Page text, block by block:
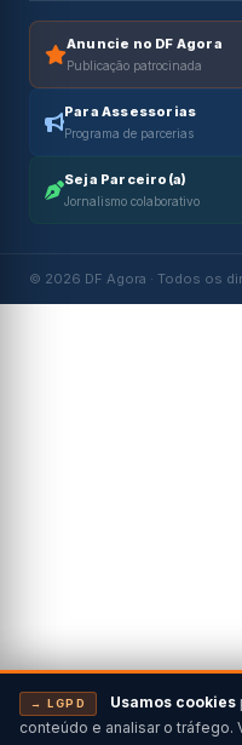
Anuncie no DF Agora
Publicação patrocinada
Para Assessorias
Programa de parcerias
Seja Parceiro(a)
Jornalismo colaborativo
© 2026 DF Agora · Todos os
→ LGPD Usamos cookies
conteúdo e analisar o tráfego.